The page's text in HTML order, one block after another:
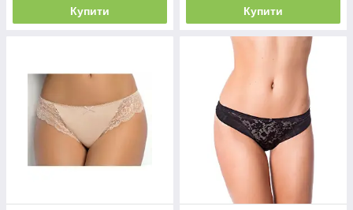
Купити Купити